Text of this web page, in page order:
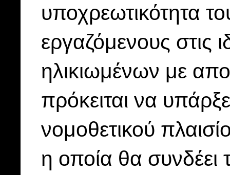
υποχρεωτικότητα
εργαζόμενους στις
ηλικιωμένων με
πρόκειται να
νομοθετικού
η οποία θα